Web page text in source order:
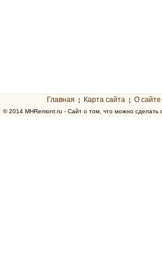
Главная ¦ Карта сайта ¦ О сайте
© 2014 MHRemont.ru - Сайт о том, что можно сделать